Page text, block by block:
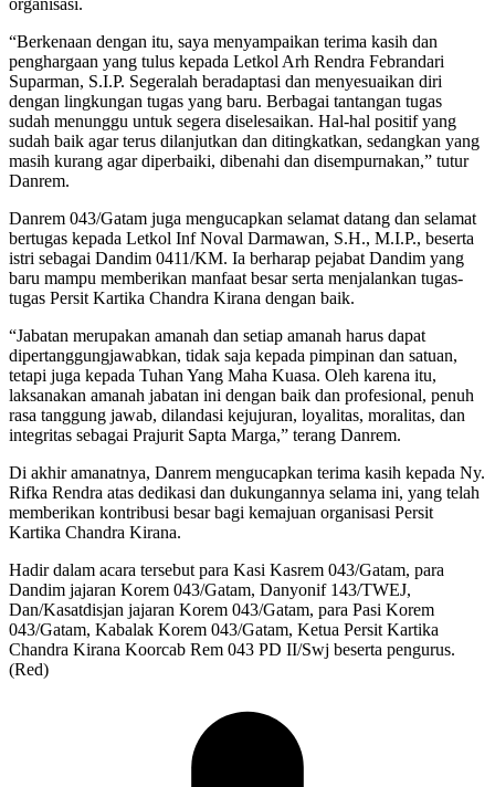
“Berkenaan dengan itu, saya menyampaikan terima kasih dan
penghargaan yang tulus kepada Letkol Arh Rendra Febrandari
Suparman, S.I.P. Segeralah beradaptasi dan menyesuaikan diri
dengan lingkungan tugas yang baru. Berbagai tantangan tugas
sudah menunggu untuk segera diselesaikan. Hal-hal positif yang
sudah baik agar terus dilanjutkan dan ditingkatkan, sedangkan yang
masih kurang agar diperbaiki, dibenahi dan disempurnakan,” tutur
Danrem.
Danrem 043/Gatam juga mengucapkan selamat datang dan selamat
bertugas kepada Letkol Inf Noval Darmawan, S.H., M.I.P., beserta
istri sebagai Dandim 0411/KM. Ia berharap pejabat Dandim yang
baru mampu memberikan manfaat besar serta menjalankan tugas-
tugas Persit Kartika Chandra Kirana dengan baik.
“Jabatan merupakan amanah dan setiap amanah harus dapat
dipertanggungjawabkan, tidak saja kepada pimpinan dan satuan,
tetapi juga kepada Tuhan Yang Maha Kuasa. Oleh karena itu,
laksanakan amanah jabatan ini dengan baik dan profesional, penuh
rasa tanggung jawab, dilandasi kejujuran, loyalitas, moralitas, dan
integritas sebagai Prajurit Sapta Marga,” terang Danrem.
Di akhir amanatnya, Danrem mengucapkan terima kasih kepada Ny.
Rifka Rendra atas dedikasi dan dukungannya selama ini, yang telah
memberikan kontribusi besar bagi kemajuan organisasi Persit
Kartika Chandra Kirana.
Hadir dalam acara tersebut para Kasi Kasrem 043/Gatam, para
Dandim jajaran Korem 043/Gatam, Danyonif 143/TWEJ,
Dan/Kasatdisjan jajaran Korem 043/Gatam, para Pasi Korem
043/Gatam, Kabalak Korem 043/Gatam, Ketua Persit Kartika
Chandra Kirana Koorcab Rem 043 PD II/Swj beserta pengurus.
(Red)